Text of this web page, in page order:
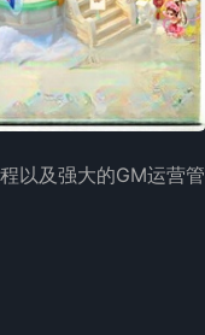
以及强大的GM运营管